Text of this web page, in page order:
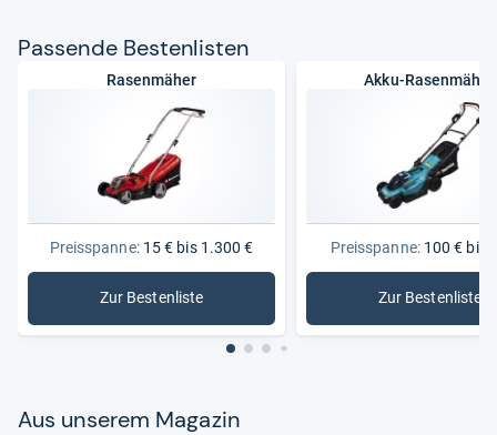
Pas­sende Bes­ten­lis­ten
Rasenmäher
Preisspanne:15 € bis 1.300 €
Zur Bestenliste
: Rasenmäher
Akku-Rasenmäher
Preisspanne:100 € bis
Zur Bestenliste
: Akku-
Aus unse­rem Maga­zin